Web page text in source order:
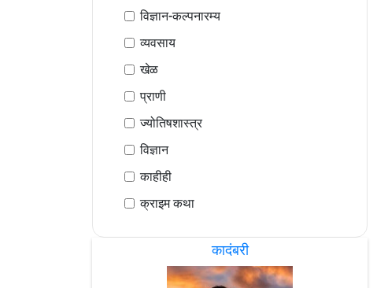
विज्ञान-कल्पनारम्य
व्यवसाय
खेळ
प्राणी
ज्योतिषशास्त्र
विज्ञान
काहीही
क्राइम कथा
कादंबरी